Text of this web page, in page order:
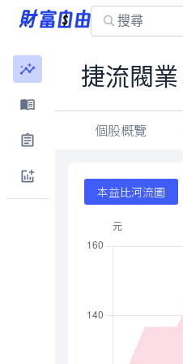
捷流閥業
個股概覽
本益比河流圖